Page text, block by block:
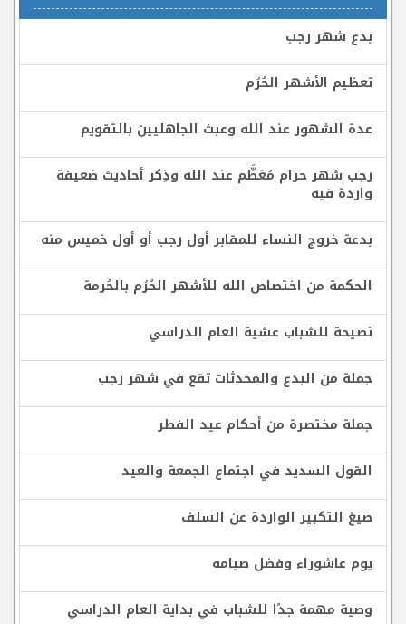
بدع شهر رجب
تعظيم الأشهر الحُرُم
عدة الشهور عند الله وعبث الجاهليين بالتقويم
رجب شهر حرام مُعَظَّم عند الله وذِكر أحاديث ضعيفة
واردة فيه
بدعة خروج النساء للمقابر أول رجب أو أول خميس منه
الحكمة من اختصاص الله للأشهر الحُرُم بالحُرمة
نصيحة للشباب عشية العام الدراسي
جملة من البدع والمحدثات تقع في شهر رجب
جملة مختصرة من أحكام عيد الفطر
القول السديد في اجتماع الجمعة والعيد
صيغ التكبير الواردة عن السلف
يوم عاشوراء وفضل صيامه
وصية مهمة جدًا للشباب في بداية العام الدراسي